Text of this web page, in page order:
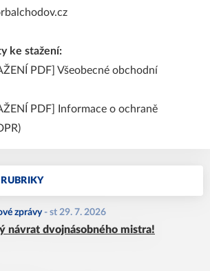
ke stažení:
PDF ] Všeobecné obchodní
PDF ] Informace o ochraně
zprávy- st 29. 7. 2026
návrat dvojnásobného mistra!